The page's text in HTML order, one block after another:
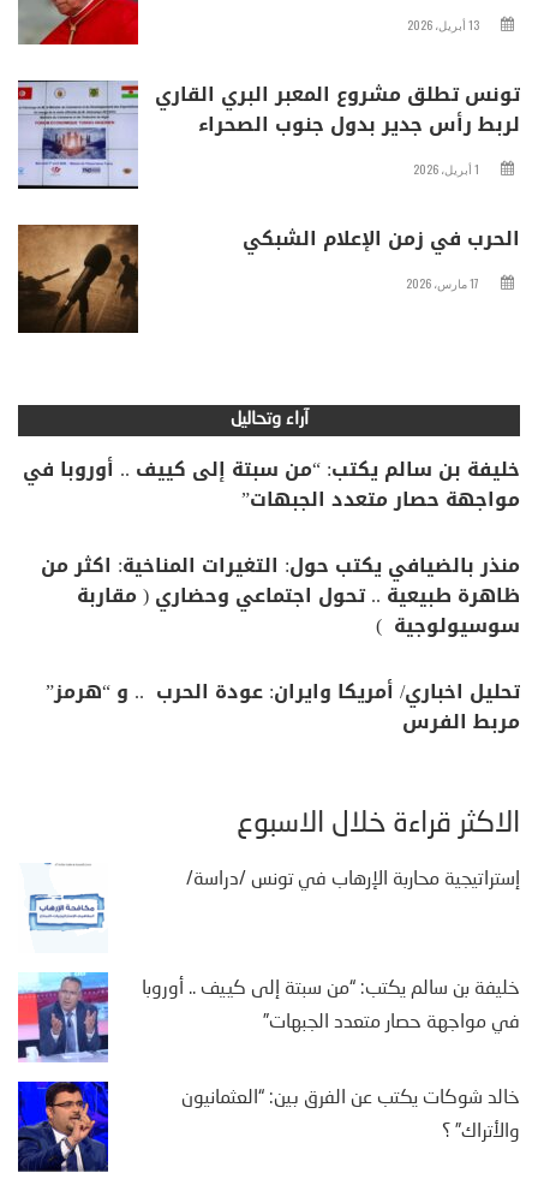
13 أبريل، 2026
تونس تطلق مشروع المعبر البري القاري
لربط رأس جدير بدول جنوب الصحراء
1 أبريل، 2026
الحرب في زمن الإعلام الشبكي
17 مارس، 2026
آراء وتحاليل
خليفة بن سالم يكتب: “من سبتة إلى كييف .. أوروبا في
مواجهة حصار متعدد الجبهات”
منذر بالضيافي يكتب حول: التغيرات المناخية: اكثر من
ظاهرة طبيعية .. تحول اجتماعي وحضاري ( مقاربة
سوسيولوجية )
تحليل اخباري/ أمريكا وايران: عودة الحرب .. و “هرمز”
مربط الفرس
الأكثر قراءة خلال الأسبوع
إستراتيجية محاربة الإرهاب في تونس /دراسة/
خليفة بن سالم يكتب: “من سبتة إلى كييف .. أوروبا
في مواجهة حصار متعدد الجبهات”
خالد شوكات يكتب عن الفرق بين: “العثمانيون
والأتراك” ؟